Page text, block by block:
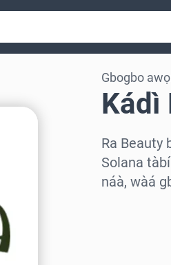
Gbogbo
Kádì
Ra Beauty
Solana
náà, wàá